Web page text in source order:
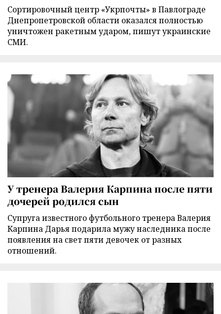
Сортировочный центр «Укрпочты» в Павлограде
Днепропетровской области оказался полностью
уничтожен ракетным ударом, пишут украинские
СМИ.
У тренера Валерия Карпина после пяти
дочерей родился сын
Супруга известного футбольного тренера Валерия
Карпина Дарья подарила мужу наследника после
появления на свет пяти девочек от разных
отношений.